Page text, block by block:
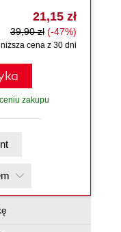
21,15 zł
39,90 zł (-47%)
cena z 30 dni
zakupu